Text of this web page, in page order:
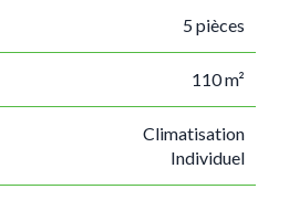
5 pièces
110 m²
Climatisation
Individuel